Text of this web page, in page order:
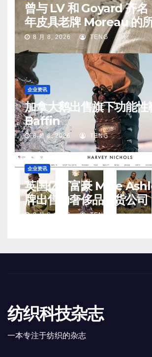
曾与 LV 和 Goyard 齐名
年皮具老牌 Moreau 的
手8 月 8, 2026 TENG
企业资讯
加拿大鹅出售旗下功能性
Baffin
8 月 8, 2026 TENG
企业资讯
英国亿万富豪 Mike
牌出售的奢侈品百货公
Nichols 正陷入“死亡螺旋”
8 月 8, 2026 TENG
纺织科技杂志
一本专注于纺织的杂志